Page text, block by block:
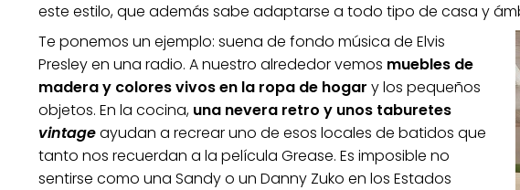
este estilo, que además sabe adaptarse a todo tipo de casa y
Te ponemos un ejemplo: suena de fondo música de Elvis
Presley en una radio. A nuestro alrededor vemos muebles de
madera y colores vivos en la ropa de hogar y los pequeños
objetos. En la cocina, una nevera retro y unos taburetes
vintageayudan a recrear uno de esos locales de batidos que
tanto nos recuerdan a la película Grease. Es imposible no
sentirse como una Sandy o un Danny Zuko en los Estados